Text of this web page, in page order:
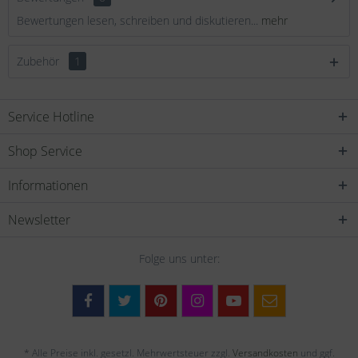
Bewertungen lesen, schreiben und diskutieren... mehr
Zubehör 1
Service Hotline
Shop Service
Informationen
Newsletter
Folge uns unter:
* Alle Preise inkl. gesetzl. Mehrwertsteuer zzgl. Versandkosten und ggf.